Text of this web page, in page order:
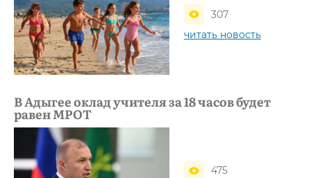
307
читать новость
В Адыгее оклад учителя за 18 часов будет
равен МРОТ
475